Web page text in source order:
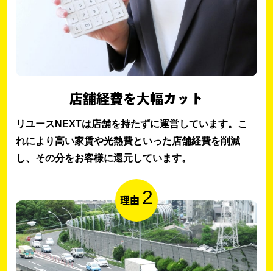
店舗経費を大幅カット
リユースNEXTは店舗を持たずに運営しています。こ
れにより高い家賃や光熱費といった店舗経費を削減
し、その分をお客様に還元しています。
理由 2